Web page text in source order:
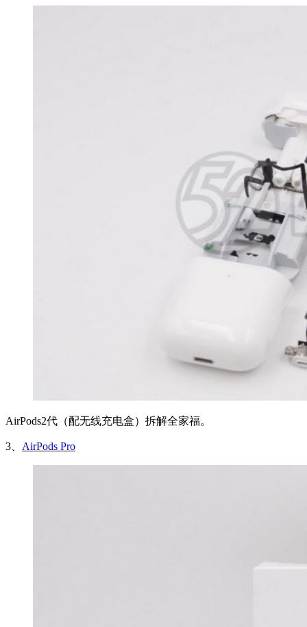
AirPods2代（配无线充电盒）拆解全家福。
3、 AirPods Pro